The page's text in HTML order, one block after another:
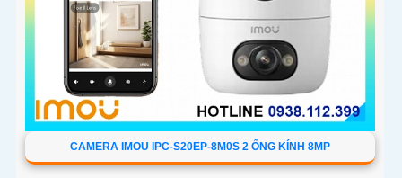
CAMERA IMOU IPC-S20EP-8M0S 2 ỐNG KÍNH 8MP